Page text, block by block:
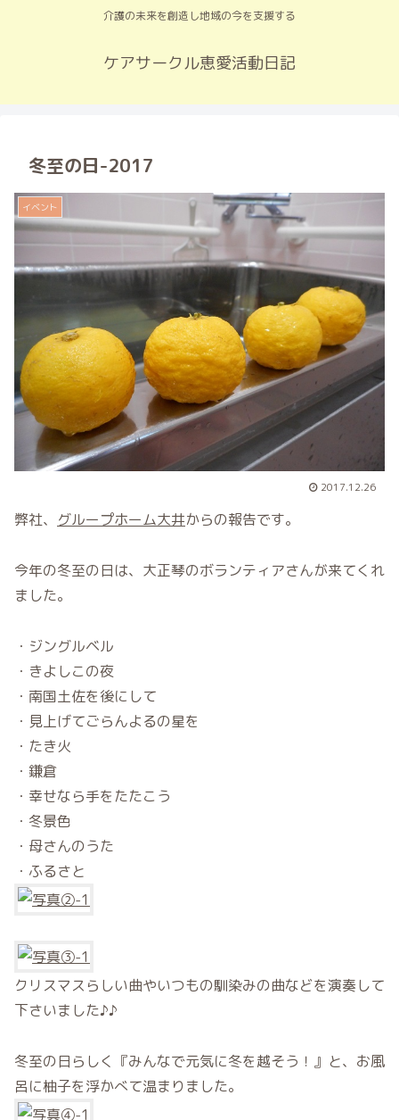
介護の未来を創造し地域の今を支援する
ケアサークル恵愛活動日記
冬至の日-2017
イベント
2017.12.26
弊社、 グループホーム大井からの報告です。
今年の冬至の日は、大正琴のボランティアさんが来てくれ
ました。
・ジングルベル
・きよしこの夜
・南国土佐を後にして
・見上げてごらんよるの星を
・たき火
・鎌倉
・幸せなら手をたたこう
・冬景色
・母さんのうた
・ふるさと
クリスマスらしい曲やいつもの馴染みの曲などを演奏して
下さいました♪♪
冬至の日らしく『みんなで元気に冬を越そう！』と、お風
呂に柚子を浮かべて温まりました。